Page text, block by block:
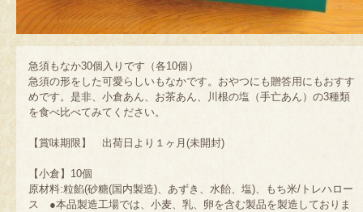
急須もなか30個入りです（各10個）
急須の形をした可愛らしいもなかです。おやつにも贈答用にもおすす
めです。是非、小倉あん、お茶あん、川根の塩（手亡あん）の3種類
を食べ比べてみてください。
【賞味期限】 出荷日より１ヶ月(未開封)
【小倉】10個
原材料:粒餡(砂糖(国内製造)、あずき、水飴、塩)、もち米/トレハロー
ス ●本品製造工場では、小麦、乳、卵を含む製品を製造しておりま